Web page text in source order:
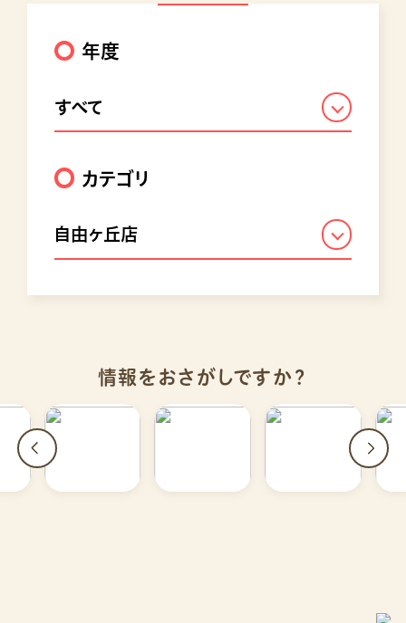
年度
すべて
カテゴリ
自由ヶ丘店
情報をおさがしですか？